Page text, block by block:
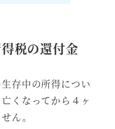
税の還付金
存中の所得につい
くなってから４ヶ
ん。